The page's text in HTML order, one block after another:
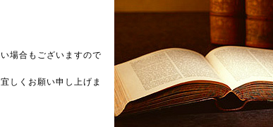
場合もございますので
しくお願い申し上げま